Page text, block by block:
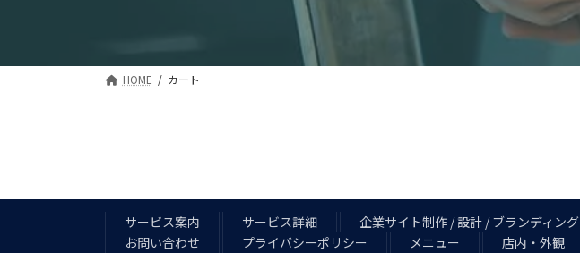
HOME カート
サービス案内 サービス詳細 企業サイト制作 / 設計 / ブランディング
お問い合わせ
プライバシーポリシー メニュー 店内・外観